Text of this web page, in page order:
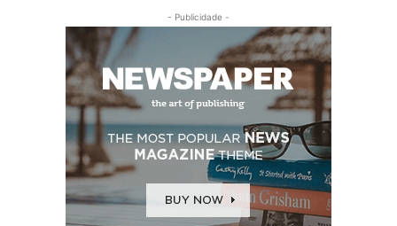
- Publicidade -